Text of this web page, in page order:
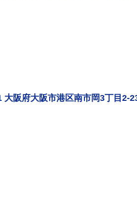
大阪府大阪市港区南市岡3丁目2-